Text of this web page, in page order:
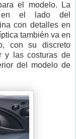
el modelo. La
en el lado del
con detalles en
también va en
con su discreto
y las costuras de
del modelo de